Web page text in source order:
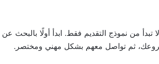
تبدأ من نموذج التقديم فقط. ابدأ أولًا بالبحث
ثم تواصل معهم بشكل مهني ومختصر.